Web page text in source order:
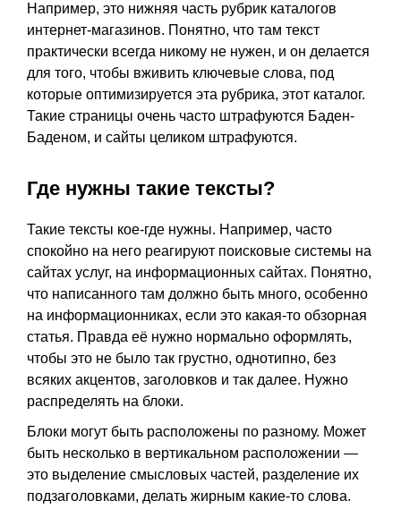
Например, это нижняя часть рубрик каталогов
интернет-магазинов. Понятно, что там текст
практически всегда никому не нужен, и он делается
для того, чтобы вживить ключевые слова, под
которые оптимизируется эта рубрика, этот каталог.
Такие страницы очень часто штрафуются Баден-
Баденом, и сайты целиком штрафуются.
Где нужны такие тексты?
Такие тексты кое-где нужны. Например, часто
спокойно на него реагируют поисковые системы на
сайтах услуг, на информационных сайтах. Понятно,
что написанного там должно быть много, особенно
на информационниках, если это какая-то обзорная
статья. Правда её нужно нормально оформлять,
чтобы это не было так грустно, однотипно, без
всяких акцентов, заголовков и так далее. Нужно
распределять на блоки.
Блоки могут быть расположены по разному. Может
быть несколько в вертикальном расположении —
это выделение смысловых частей, разделение их
подзаголовками, делать жирным какие-то слова.